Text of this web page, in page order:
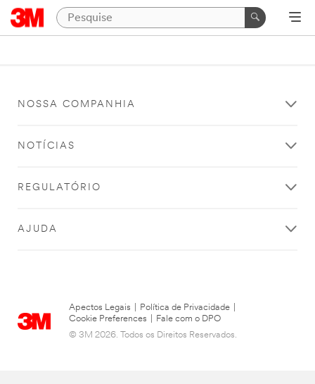
NOSSA COMPANHIA
NOTÍCIAS
REGULATÓRIO
AJUDA
Apectos Legais Política de Privacidade
Cookie Preferences
Fale com o DPO
© 3M 2026. Todos os Direitos Reservados.